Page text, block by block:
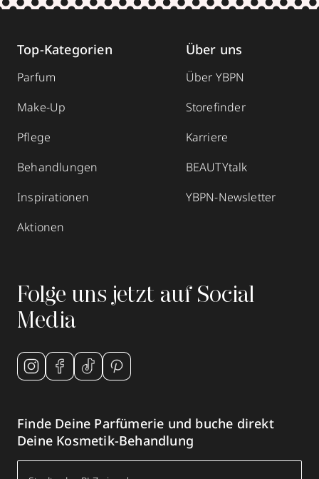
Top-Kategorien
Parfum
Make-Up
Pflege
Behandlungen
Inspirationen
Aktionen
Über uns
Über YBPN
Storefinder
Karriere
BEAUTYtalk
YBPN-Newsletter
Folge uns jetzt auf Social
Media
Finde Deine Parfümerie und buche direkt
Deine Kosmetik-Behandlung